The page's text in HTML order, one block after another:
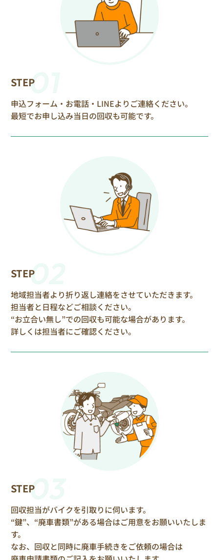
STEP01
申込フォーム・お電話・LINEよりご連絡ください。
最短でお申し込み当日の回収も可能です。
STEP02
地域担当者より折り返し連絡をさせていただきます。
担当者と日程などご相談ください。
“お立合い無し”での回収も可能な場合があります。
詳しくは担当者にご確認ください。
STEP03
回収担当がバイクを引取りに伺います。
“鍵”、“廃車書類”がある場合はご用意をお願いいたしま
す。
なお、回収と同時に廃車手続きをご依頼の場合は